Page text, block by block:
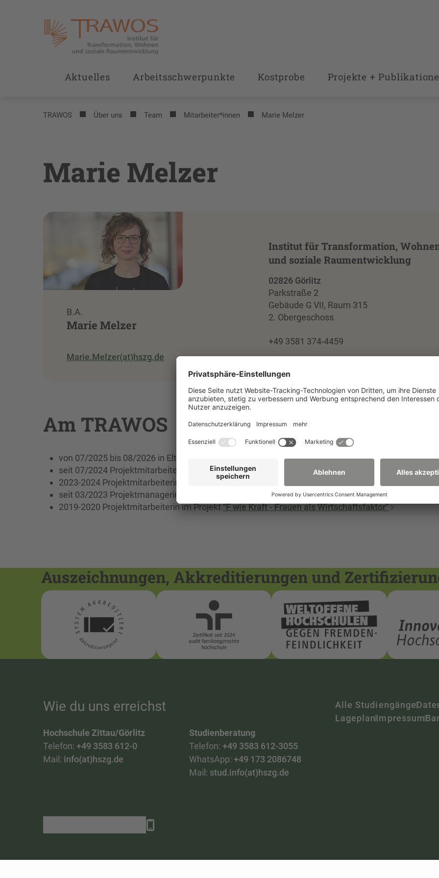
Aktuelles Arbeitsschwerpunkte Kostprobe Projekte +
TRAWOS Über uns Team Mitarbeiter*innen Marie Melzer
Marie Melzer
B.A.
Marie Melzer
Marie.Melzer(at)hszg.de
Institut für Transformation,
und soziale Raumentwicklung
02826 Görlitz
Parkstraße 2
Gebäude G VII, Raum 315
2. Obergeschoss
+49 3581 374-4459
Am TRAWOS
von 07/2025 bis 08/2026 in Elternzeit
seit 07/2024 Projektmitarbeiterin im Projekt"JuBreg"
2023-2024 Projektmitarbeiterin im ProfessorinnenIII-Programm der HSZG
seit 03/2023 Projektmanagerin in der TRAWOS-Geschäftsstelle
2019-2020 Projektmitarbeiterin im Projekt"F wie Kraft - Frauen als Wirtschaftsfaktor"
Auszeichnungen, Akkreditierungen und
Wie du uns erreichst
Hochschule Zittau/Görlitz
Telefon: +49 3583 612-0
Mail: info(at)hszg.de
Studienberatung
Telefon: +49 3583 612-3055
WhatsApp: +49 173 2086748
Mail: stud.info(at)hszg.de
Alle Studiengänge
LageplanImpressum